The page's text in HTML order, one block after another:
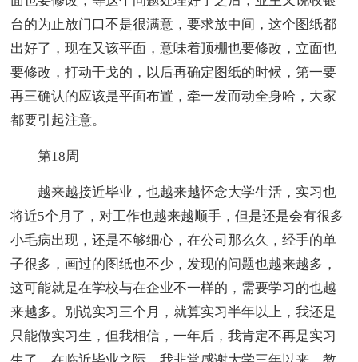
台的为止放门口不是很满意，要求放中间，这个图纸都
出好了，现在又该平面，意味着顶棚也要修改，立面也
要修改，打动干戈的，以后再确定图纸的时候，第一要
再三确认的应该是平面布置，牵一发而动全身哈，大家
都要引起注意。
第18周
越来越接近毕业，也越来越怀念大学生活，实习也
将近5个月了，对工作也越来越顺手，但是还是会有很多
小毛病出现，还是不够细心，在公司那么久，经手的单
子很多，画过的图纸也不少，发现的问题也越来越多，
这可能就是在学校与在企业不一样的，需要学习的也越
来越多。别说实习三个月，就算实习半年以上，我还是
只能做实习生，但我相信，一年后，我肯定不再是实习